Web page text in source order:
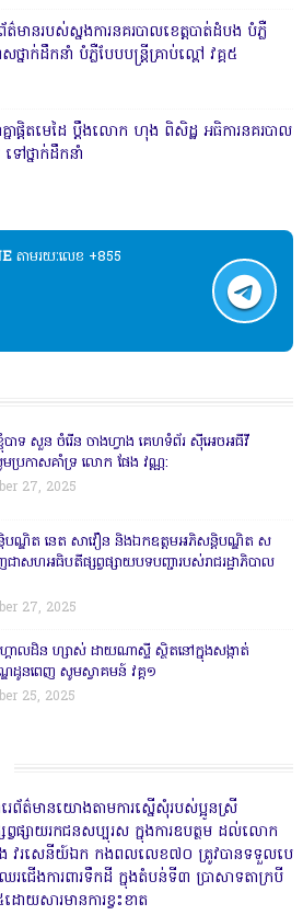
ត៌មានរបស់ស្នងការនគរបាលខេត្តបាត់ដំបង បំភ្លឺ
នាក់ដឹកនាំ បំភ្លឺបែបបន្ត្រីគ្រាប់ល្ពៅ វគ្គ៥
គ្នាផ្ដិតមេដៃ ប្ដឹងលោក ហុង ពិសិដ្ឋ អធិការនគរបាល
ថ្នាក់ដឹកនាំ
តាមរយៈលេខ +855
បាទ សួន ចំរើន ចាងហ្វាង គេហទំព័រ ស៊ីអេចអធីវី
រកាសគាំទ្រ លោក ផែង វណ្ណ:
27, 2025
បណ្ឌិត នេត សាវឿន និងឯកឧត្តមអភិសន្តិបណ្ឌិត ស
ាសហអធិបតីផ្សព្វផ្សាយបទបញ្ជារបស់រាជរដ្ឋាភិបាល
27, 2025
គោលដិន ហ្សាស់ ដាយណាស្ទី ស្ថិតនៅក្នុងសង្កាត់
ដូនពេញ សូមស្វាគមន៍ វគ្គ១
25, 2025
េព័ត៌មានយោងតាមការស្នើសុំរបស់ប្អូនស្រី
ព្វផ្សាយរកជនសប្បុរស ក្នុងការឧបត្ថម ដល់លោក
វរសេនីយ៍ឯក កងពលលេខ៧០ ត្រូវបានទទួលបេ
ជើងការពារទឹកដី ក្នុងតំបន់ទី៣ ប្រាសាទតាក្របី
ោយសារមានការខ្វះខាត